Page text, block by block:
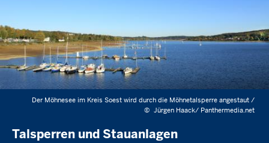
Der Möhnesee im Kreis Soest wird durch die Möhnetalsperre angestaut /
© Jürgen Haack/ Panthermedia.net
Talsperren und Stauanlagen